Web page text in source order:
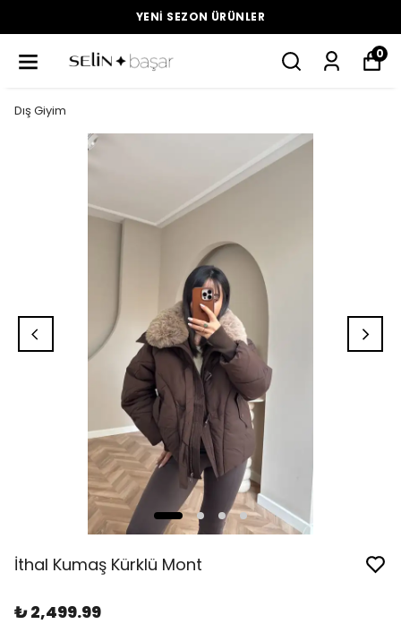
YENI SEZON ÜRÜNLER
0
Dış Giyim
İthal Kumaş Kürklü Mont
₺ 2,499.99